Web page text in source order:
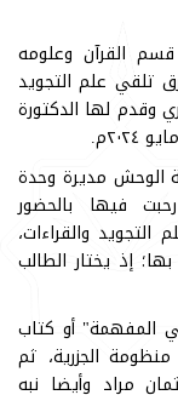
القرآن وعلومه
تلقي علم التجويد
وقدم لها الدكتورة
الوحش مديرة وحدة
فيها بالحضور
التجويد والقراءات،
إذ يختار الطالب
المفهمة" أو كتاب
الجزرية، ثم
مراد وأيضا نبه